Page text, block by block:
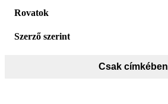
Rovatok
Szerző szerint
Csak címkében